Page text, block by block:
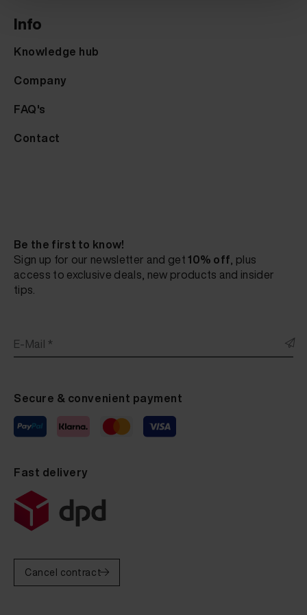
Info
Knowledge hub
Company
FAQ's
Contact
Be the first to know!
Sign up for our newsletter and get10% off, plus
access to exclusive deals, new products and insider
tips.
E-Mail *
Secure & convenient payment
Fast delivery
Cancel contract